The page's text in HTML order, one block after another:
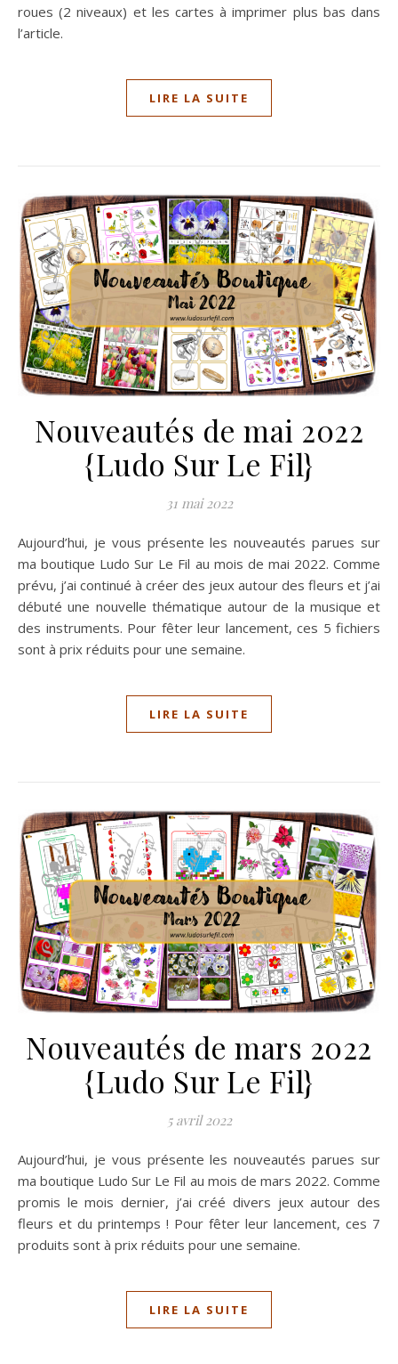
roues (2 niveaux) et les cartes à imprimer plus bas dans
l’article.
LIRE LA SUITE
Nouveautés de mai 2022
{Ludo Sur Le Fil}
31 mai 2022
Aujourd’hui, je vous présente les nouveautés parues sur
ma boutique Ludo Sur Le Fil au mois de mai 2022. Comme
prévu, j’ai continué à créer des jeux autour des fleurs et j’ai
débuté une nouvelle thématique autour de la musique et
des instruments. Pour fêter leur lancement, ces 5 fichiers
sont à prix réduits pour une semaine.
LIRE LA SUITE
Nouveautés de mars 2022
{Ludo Sur Le Fil}
5 avril 2022
Aujourd’hui, je vous présente les nouveautés parues sur
ma boutique Ludo Sur Le Fil au mois de mars 2022. Comme
promis le mois dernier, j’ai créé divers jeux autour des
fleurs et du printemps ! Pour fêter leur lancement, ces 7
produits sont à prix réduits pour une semaine.
LIRE LA SUITE